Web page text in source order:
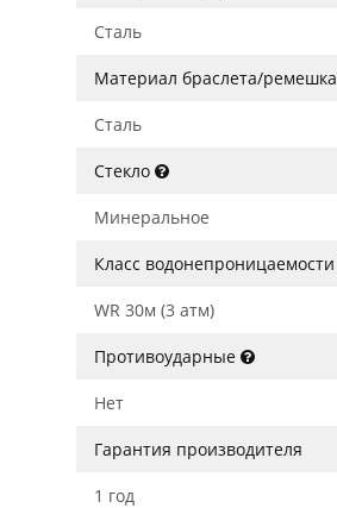
Сталь
Материал браслета/ремешка
Сталь
Стекло
Минеральное
Класс водонепроницаемости
WR 30м (3 атм)
Противоударные
Нет
Гарантия производителя
1 год